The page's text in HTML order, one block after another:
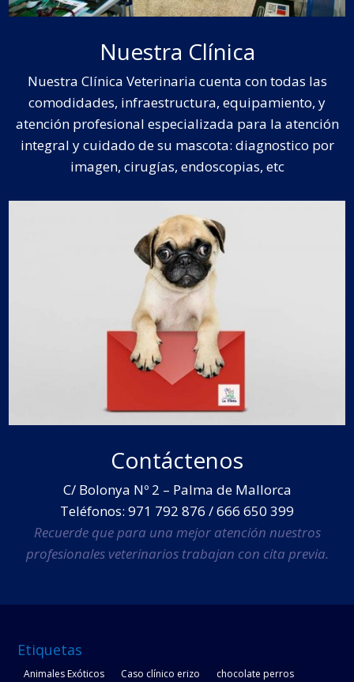
Nuestra Clínica
Nuestra Clínica Veterinaria cuenta con todas las
comodidades, infraestructura, equipamiento, y
atención profesional especializada para la atención
integral y cuidado de su mascota: diagnostico por
imagen, cirugías, endoscopias, etc
Contáctenos
C/ Bolonya Nº 2 – Palma de Mallorca
Teléfonos: 971 792 876 / 666 650 399
Recuerde que para una mejor atención nuestros
profesionales veterinarios trabajan con cita previa.
Etiquetas
Animales Exóticos Caso clínico erizo
chocolate perros